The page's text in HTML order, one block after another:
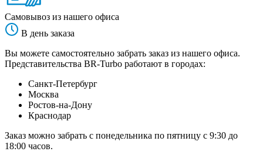
Самовывоз из нашего офиса
В день заказа
Вы можете самостоятельно забрать заказ из нашего офиса.
Представительства BR-Turbo работают в городах:
Санкт-Петербург
Москва
Ростов-на-Дону
Краснодар
Заказ можно забрать с понедельника по пятницу с 9:30 до
18:00 часов.